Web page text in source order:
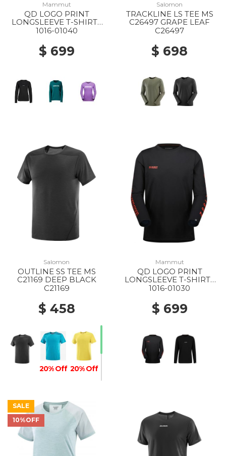
Mammut
QD LOGO PRINT
LONGSLEEVE T-SHIRTS
AF WS 00253 BLACK
1016-01040
$ 699
Salomon
TRACKLINE LS TEE MS
C26497 GRAPE LEAF
C26497
$ 698
Salomon
OUTLINE SS TEE MS
C21169 DEEP BLACK
C21169
$ 458
20% Off 20% Off
Mammut
QD LOGO PRINT
LONGSLEEVE T-SHIRTS
AF MS 00756 BLACK-
1016-01030
$ 699
SALE
10%OFF